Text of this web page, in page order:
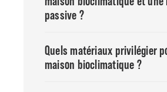
passive ?
Quels matériaux privilégier
maison bioclimatique ?